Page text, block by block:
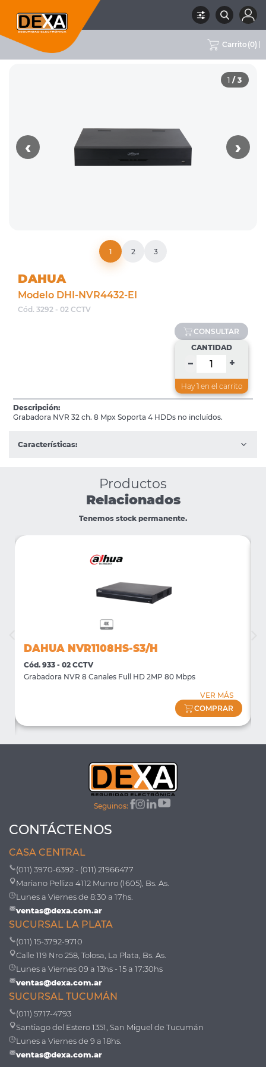
Carrito (0)
RUBRO SUBRUBRO
‹ ›
1 / 3
1 2 3
DAHUA
Modelo DHI-NVR4432-EI
Cód. 3292 - 02 CCTV
CONSULTAR
CANTIDAD
– +
Hay 1en el carrito
Descripción:
Grabadora NVR 32 ch. 8 Mpx Soporta 4 HDDs no incluídos.
Características:
Productos
Relacionados
Tenemos stock permanente.
DAHUA NVR1108HS-S3/H
Cód. 933 - 02 CCTV
Grabadora NVR 8 Canales Full HD 2MP 80 Mbps
VER MÁS
COMPRAR
Seguinos:
CONTÁCTENOS
CASA CENTRAL
(011) 3970-6392 - (011) 21966477
Mariano Pelliza 4112 Munro (1605), Bs. As.
Lunes a Viernes de 8:30 a 17hs.
ventas@dexa.com.ar
SUCURSAL LA PLATA
(011) 15-3792-9710
Calle 119 Nro 258, Tolosa, La Plata, Bs. As.
Lunes a Viernes 09 a 13hs - 15 a 17:30hs
ventas@dexa.com.ar
SUCURSAL TUCUMÁN
(011) 5717-4793
Santiago del Estero 1351, San Miguel de Tucumán
Lunes a Viernes de 9 a 18hs.
ventas@dexa.com.ar